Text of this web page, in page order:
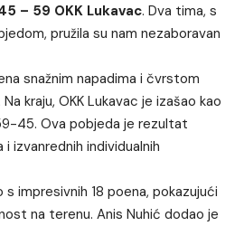
– 59 OKK Lukavac. Dva tima, s
pružila su nam nezaboravan
snažnim napadima i čvrstom
kraju, OKK Lukavac je izašao kao
45. Ova pobjeda je rezultat
izvanrednih individualnih
impresivnih 18 poena, pokazujući
na terenu. Anis Nuhić dodao je